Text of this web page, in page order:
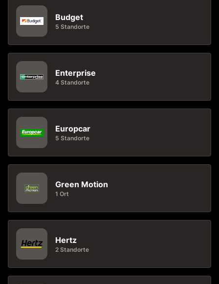
Budget
5 Standorte
Enterprise
4 Standorte
Europcar
5 Standorte
Green Motion
1 Ort
Hertz
2 Standorte